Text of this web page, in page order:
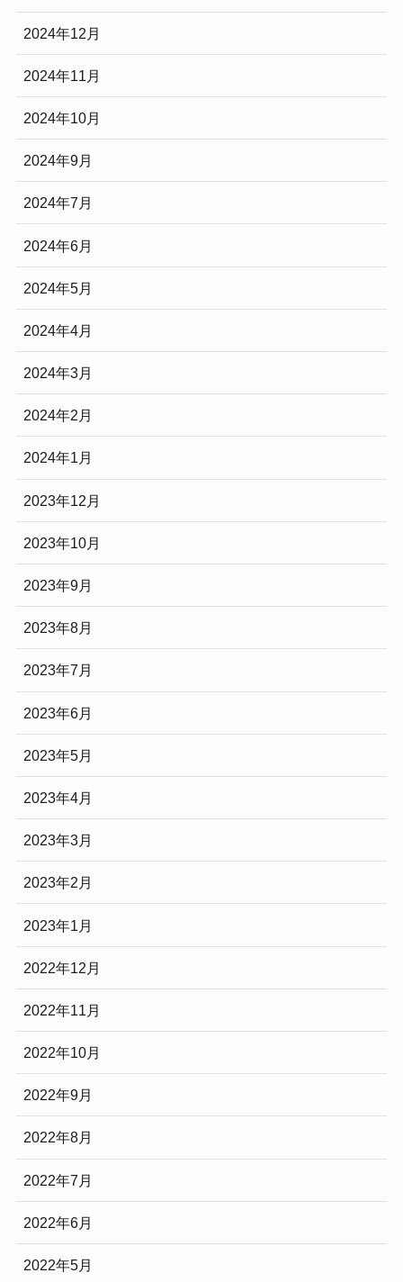
2024年12月
2024年11月
2024年10月
2024年9月
2024年7月
2024年6月
2024年5月
2024年4月
2024年3月
2024年2月
2024年1月
2023年12月
2023年10月
2023年9月
2023年8月
2023年7月
2023年6月
2023年5月
2023年4月
2023年3月
2023年2月
2023年1月
2022年12月
2022年11月
2022年10月
2022年9月
2022年8月
2022年7月
2022年6月
2022年5月